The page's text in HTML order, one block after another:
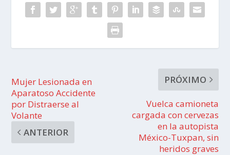
Mujer Lesionada en
Aparatoso Accidente
por Distraerse al
Volante
ANTERIOR
PRÓXIMO
Vuelca camioneta
cargada con cervezas
en la autopista
México-Tuxpan, sin
heridos graves